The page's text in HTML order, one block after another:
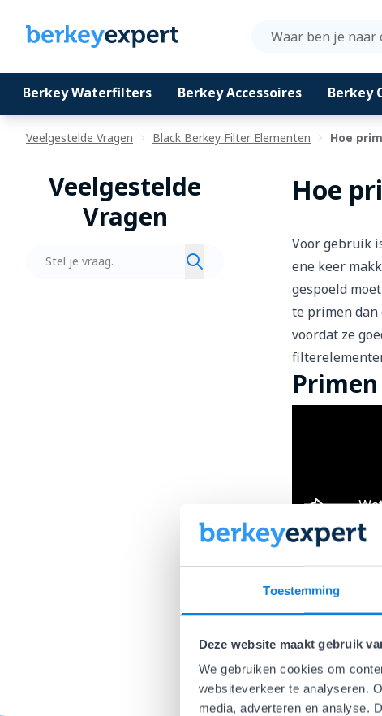
Toestemming
Deze website maakt gebruik
We gebruiken cookies om
websiteverkeer te analyseren.
media, adverteren en analyse.
Ga naar de inhoud
Berkey Waterfilters Berkey Accessoires Berkey
Veelgestelde Vragen Black Berkey Filter Elementen Hoe
Hoe
Voor gebruik
ene keer
gespoeld
te primen dan
voordat ze
Veelgestelde
Vragen
Zoeken